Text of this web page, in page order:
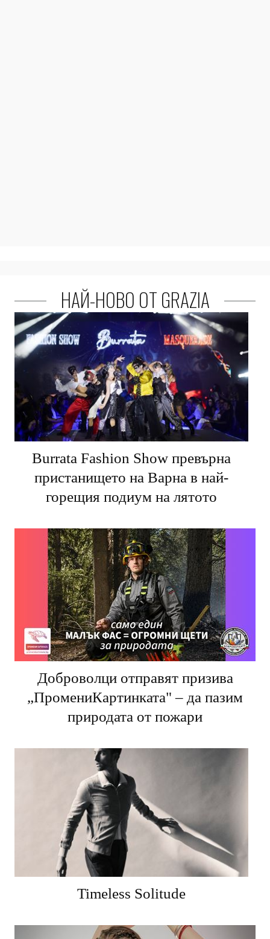
НАЙ-НОВО ОТ GRAZIA
Burrata Fashion Show превърна
пристанището на Варна в най-
горещия подиум на лятото
Доброволци отправят призива
„ПромениКартинката" – да пазим
природата от пожари
Timeless Solitude